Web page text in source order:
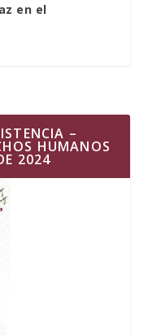
en el
–
HUMANOS
2024